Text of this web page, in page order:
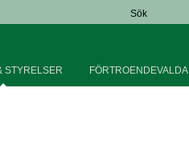
Sök
STYRELSER FÖRTROENDEVALDA